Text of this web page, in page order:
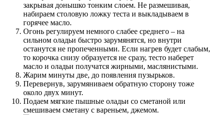
закрывая донышко тонким слоем. Не размешивая,
набираем столовую ложку теста и выкладываем в
горячее масло.
Огонь регулируем немного слабее среднего – на
сильном оладьи быстро зарумянятся, но внутри
останутся не пропеченными. Если нагрев будет слабым,
то корочка снизу образуется не сразу, тесто наберет
масло и оладьи получатся жирными, маслянистыми.
Жарим минуты две, до появления пузырьков.
Перевернув, зарумяниваем обратную сторону тоже
около двух минут.
Подаем мягкие пышные оладьи со сметаной или
смешиваем сметану с вареньем, джемом.